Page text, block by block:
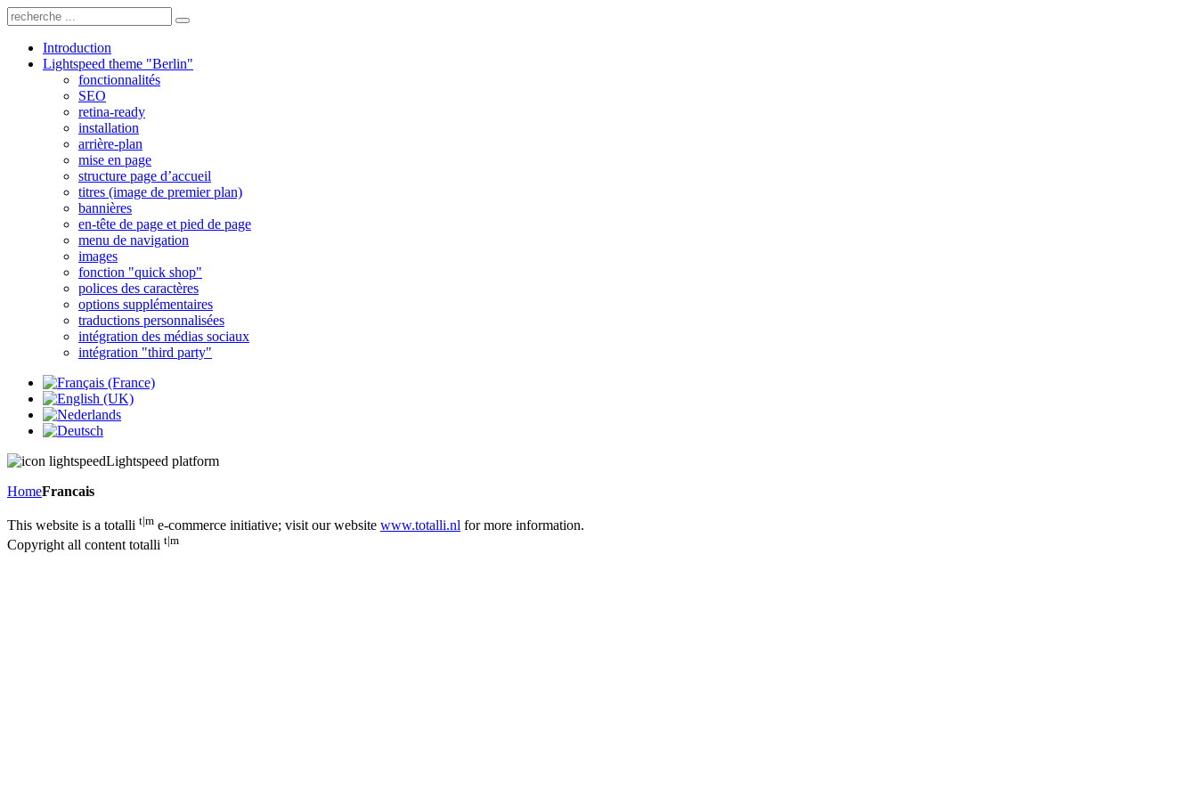
Introduction
Lightspeed theme "Berlin"
fonctionnalités
SEO
retina-ready
installation
arrière-plan
mise en page
structure page d’accueil
titres (image de premier plan)
bannières
en-tête de page et pied de page
menu de navigation
images
fonction "quick shop"
polices des caractères
options supplémentaires
traductions personnalisées
intégration des médias sociaux
intégration "third party"
Lightspeed platform
HomeFrancais
This website is a totalli t|m e-commerce initiative; visit our website www.totalli.nl for more information.
Copyright all content totalli t|m